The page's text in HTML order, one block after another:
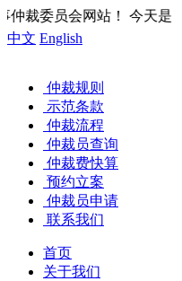
今天是
中文 English
仲裁规则
示范条款
仲裁流程
仲裁员查询
仲裁费快算
预约立案
仲裁员申请
联系我们
首页
关于我们